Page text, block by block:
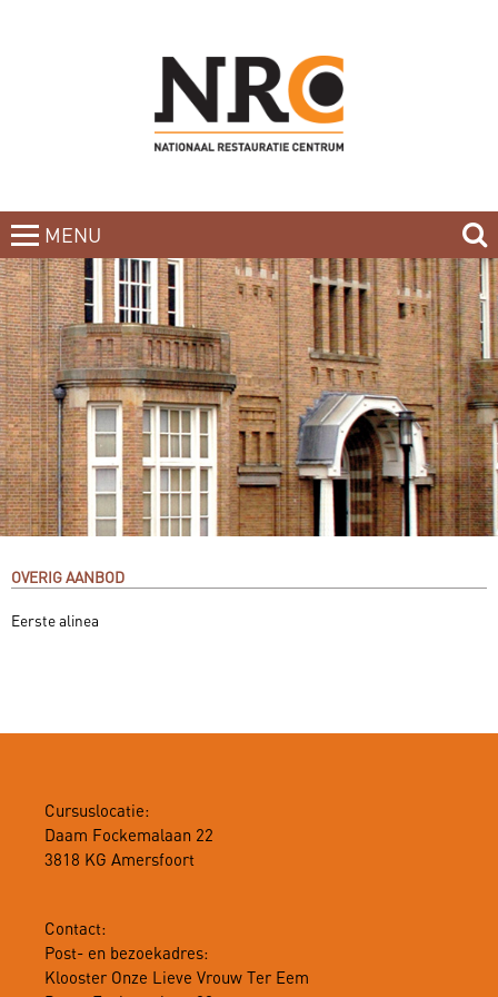
MENU
CLOSE
HOME
CURSUSAANBOD
BOEKEN
OVER DE DOCENTEN
INCOMPANY-CURSUS
BLOG
NIEUWSBRIEF
CONTACT
OVER ONS
PARTNERS
Cursuslocatie:
Daam Fockemalaan 22
3818 KG Amersfoort
Contact:
Post- en bezoekadres:
Klooster Onze Lieve Vrouw Ter Eem
OVERIG AANBOD
Eerste alinea